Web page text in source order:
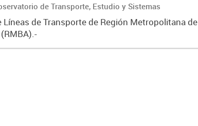
de Transporte, Estudio y Sistemas
Líneas de Transporte de Región Metropolitana de